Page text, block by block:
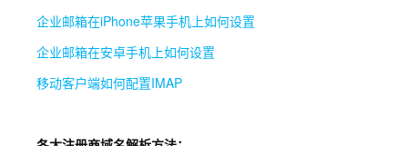
企业邮箱在iPhone苹果手机上如何设置
企业邮箱在安卓手机上如何设置
移动客户端如何配置IMAP